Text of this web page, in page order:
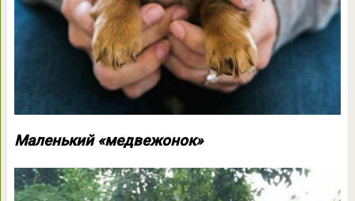
Маленький «медвежонок»